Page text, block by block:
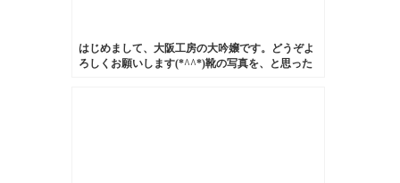
はじめまして、大阪工房の大吟嬢です。どうぞよ
ろしくお願いします(*^^*)靴の写真を、と思った